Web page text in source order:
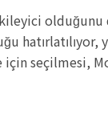
olduğunu
hatırlatılıyor,
seçilmesi,